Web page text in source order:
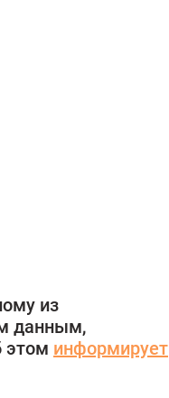
из
данным,
этом информирует